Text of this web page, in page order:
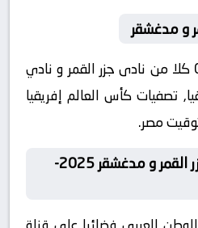
و مدغشقر
يلتقى اليوم 2025-10-08 كلا من نادى جزر القمر و نادي
تصفيات كأس العالم إفريقيا
معلومات عن مباراة جزر القمر و مدغشقر 2025-